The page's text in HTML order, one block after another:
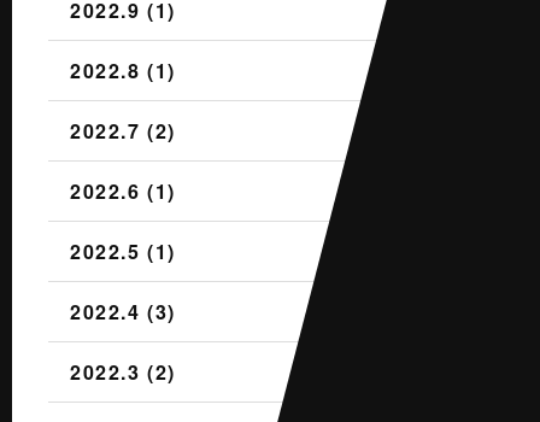
2022.9 (1)
2022.8 (1)
2022.7 (2)
2022.6 (1)
2022.5 (1)
2022.4 (3)
2022.3 (2)